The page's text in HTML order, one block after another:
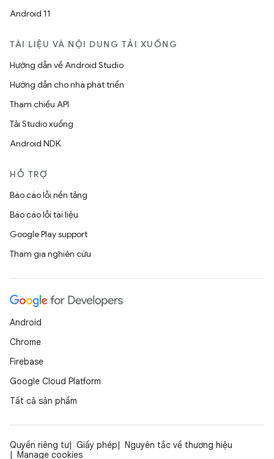
Android 11
TÀI LIỆU VÀ NỘI DUNG TẢI XUỐNG
Hướng dẫn về Android Studio
Hướng dẫn cho nhà phát triển
Tham chiếu API
Tải Studio xuống
Android NDK
HỖ TRỢ
Báo cáo lỗi nền tảng
Báo cáo lỗi tài liệu
Google Play support
Tham gia nghiên cứu
Android
Chrome
Firebase
Google Cloud Platform
Tất cả sản phẩm
Quyền riêng tư Giấy phép
Nguyên tắc về thương hiệu
Manage cookies